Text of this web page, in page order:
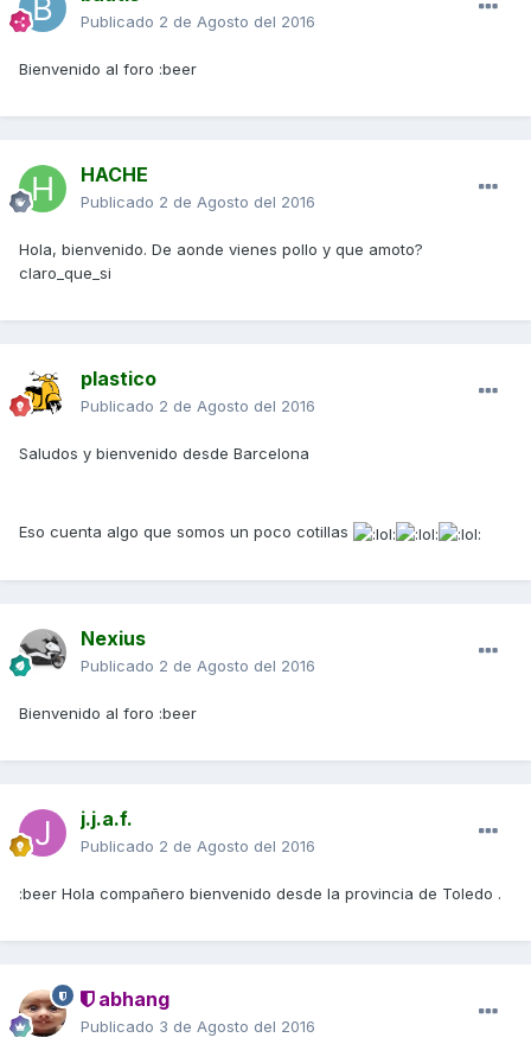
Publicado 2 de Agosto del 2016
Bienvenido al foro :beer
HACHE
Publicado 2 de Agosto del 2016
Hola, bienvenido. De aonde vienes pollo y que amoto?
claro_que_si
plastico
Publicado 2 de Agosto del 2016
Saludos y bienvenido desde Barcelona
Eso cuenta algo que somos un poco cotillas
Nexius
Publicado 2 de Agosto del 2016
Bienvenido al foro :beer
j.j.a.f.
Publicado 2 de Agosto del 2016
:beer Hola compañero bienvenido desde la provincia de Toledo .
abhang
Publicado 3 de Agosto del 2016